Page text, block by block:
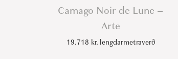
Camago Noir de Lune –
Arte
19.718 kr.lengdarmetraverð